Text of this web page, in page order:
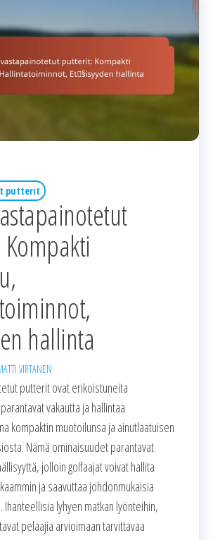
putterit
hallinta
VIRTANEN
putterit ovat erikoistuneita
vakautta ja hallintaa
kompaktin muotoilunsa ja ainutlaatuisen
Nämä ominaisuudet parantavat
jolloin golfaajat voivat hallita
ja saavuttaa johdonmukaisia
lyhyen matkan lyönteihin,
pelaajia arvioimaan tarvittavaa